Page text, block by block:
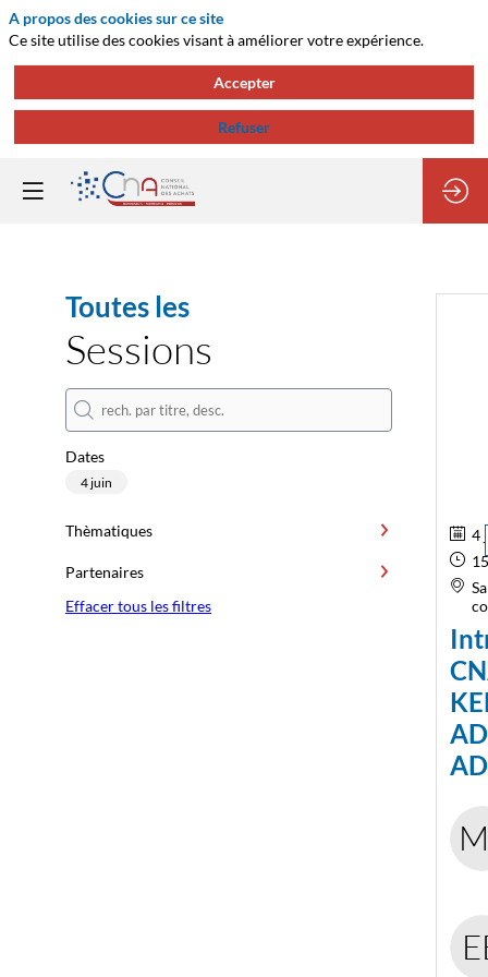
Toutes les
Sessions
Dates
4 juin
Thèmatiques
Partenaires
Effacer tous les filtres
4
A propos des cookies sur ce site
Ce site utilise des cookies visant à améliorer votre expérience.
Accepter
Refuser